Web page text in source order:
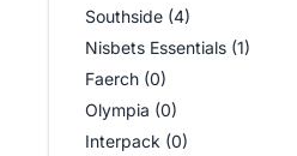
Southside (4)
Nisbets Essentials (1)
Faerch (0)
Olympia (0)
Interpack (0)